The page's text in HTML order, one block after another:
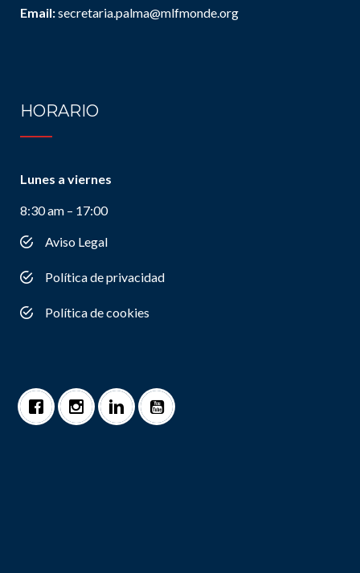
Email:secretaria.palma@mlfmonde.org
HORARIO
Lunes a viernes
8:30 am – 17:00
Aviso Legal
Política de privacidad
Política de cookies